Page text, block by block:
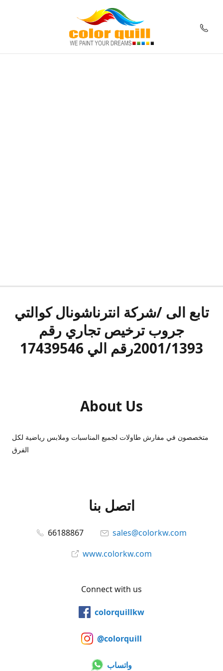
تابع الى /شركة انترناشونال كوالتي
جروب ترخيص تجاري رقم
2001/1393رقم الي 17439546
About Us
متخصصون في مفارش طاولات لجميع المناسبات وملابس رياضية لكل
الفرق
اتصل بنا
66188867
sales@colorkw.com
www.colorkw.com
Connect with us
colorquillkw
@colorquill
واتساب